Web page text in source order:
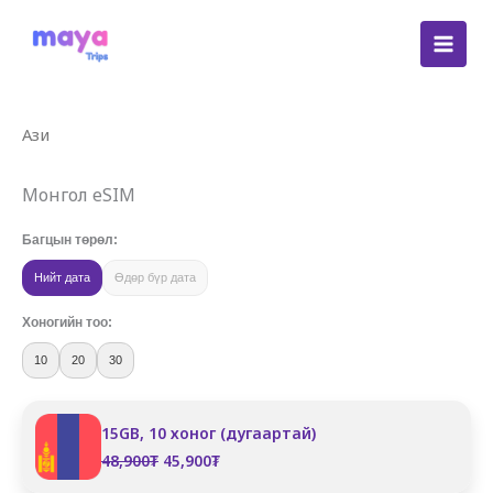
Ази
Монгол eSIM
Багцын төрөл:
Нийт дата Өдөр бүр дата
Хоногийн тоо:
10 20 30
15GB, 10 хоног (дугаартай)
48,900₮ Original
45,900₮Current